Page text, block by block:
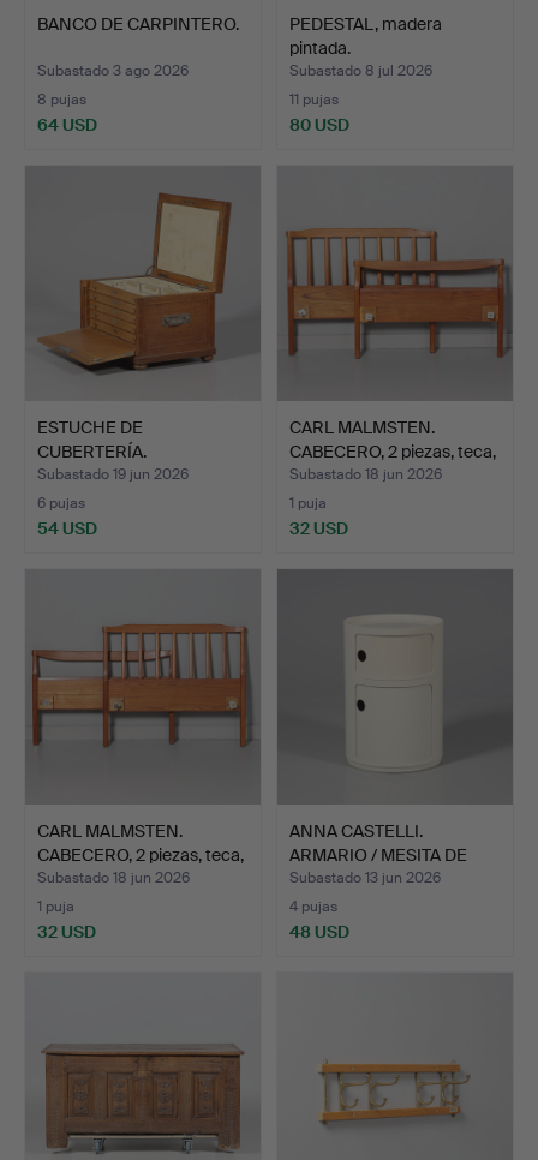
BANCO DE CARPINTERO.
Subastado 3 ago 2026
8 pujas
64 USD
PEDESTAL, madera
pintada.
Subastado 8 jul 2026
11 pujas
80 USD
ESTUCHE DE
CUBERTERÍA.
Subastado 19 jun 2026
6 pujas
54 USD
CARL MALMSTEN.
CABECERO, 2 piezas, teca,
"…
Subastado 18 jun 2026
1 puja
32 USD
CARL MALMSTEN.
CABECERO, 2 piezas, teca,
"…
Subastado 18 jun 2026
1 puja
32 USD
ANNA CASTELLI.
ARMARIO / MESITA DE
NOCHE, …
Subastado 13 jun 2026
4 pujas
48 USD